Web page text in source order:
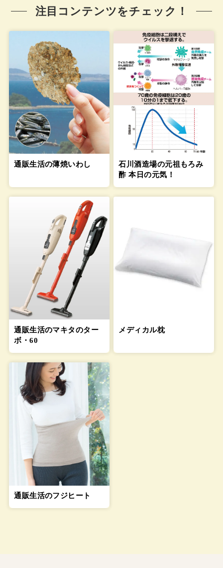
注目コンテンツをチェック！
通販生活の薄焼いわし
石川酒造場の元祖もろみ
酢 本日の元気！
通販生活のマキタのター
ボ・60
メディカル枕
通販生活のフジヒート